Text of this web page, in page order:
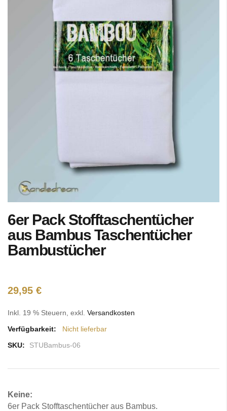
Anfang
Bildgalerie
springen
6er Pack Stofftaschentücher
aus Bambus Taschentücher
Bambustücher
29,95 €
Inkl. 19 % Steuern exkl. Versandkosten
Verfügbarkeit:
Nicht lieferbar
SKU:
STUBambus-06
Keine:
6er Pack Stofftaschentücher aus Bambus.